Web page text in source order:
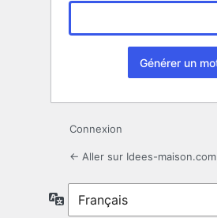
Connexion
← Aller sur Idees-maison.com
Langue